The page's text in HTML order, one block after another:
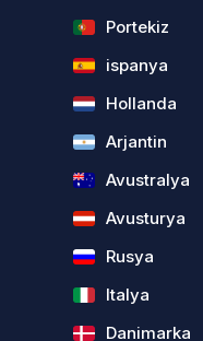
Portekiz
ispanya
Hollanda
Arjantin
Avustralya
Avusturya
Rusya
Italya
Danimarka